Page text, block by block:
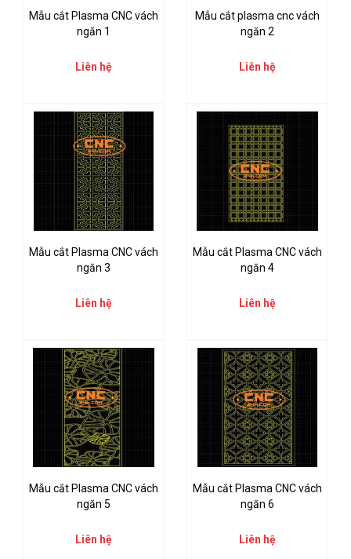
Mẫu cắt Plasma CNC vách
ngăn 1
Liên hệ
Mẫu cắt plasma cnc vách
ngăn 2
Liên hệ
Mẫu cắt Plasma CNC vách
ngăn 3
Liên hệ
Mẫu cắt Plasma CNC vách
ngăn 4
Liên hệ
Mẫu cắt Plasma CNC vách
ngăn 5
Liên hệ
Mẫu cắt Plasma CNC vách
ngăn 6
Liên hệ